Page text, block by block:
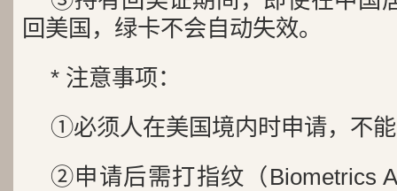
回美国，绿卡不会自动失效。
* 注意事项：
①必须人在美国境内时申请，不
②申请后需打指纹（Biometrics